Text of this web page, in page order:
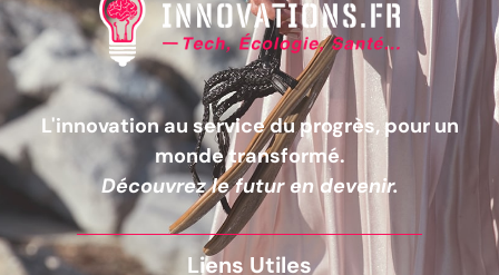
L'innovation au service du progrès, pour un
monde transformé.
Découvrez le futur en devenir.
Liens Utiles